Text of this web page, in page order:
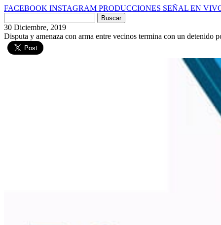
FACEBOOK INSTAGRAM PRODUCCIONES SEÑAL EN
por:
30 Diciembre, 2019
Disputa y amenaza con arma entre vecinos termina con un detenido